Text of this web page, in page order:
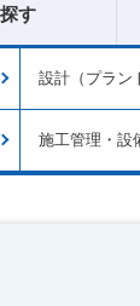
す
設計（プラン
施工管理・設